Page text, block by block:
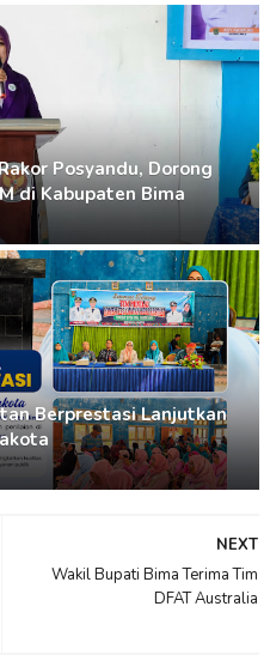
Posyandu, Dorong
di Kabupaten Bima
Berprestasi Lanjutkan
NEXT
Wakil Bupati Bima Terima Tim
DFAT Australia